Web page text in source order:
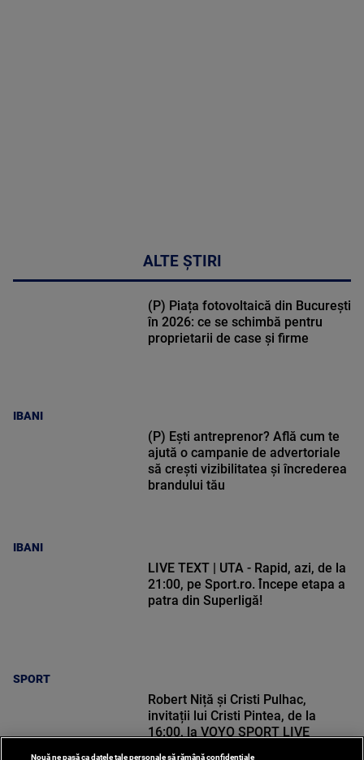
ALTE ȘTIRI
IBANI
(P) Piața fotovoltaică din București
în 2026: ce se schimbă pentru
proprietarii de case și firme
IBANI
(P) Ești antreprenor? Află cum te
ajută o campanie de advertoriale
să crești vizibilitatea și încrederea
brandului tău
SPORT
LIVE TEXT | UTA - Rapid, azi, de la
21:00, pe Sport.ro. Începe etapa a
patra din Superligă!
Robert Niță și Cristi Pulhac,
invitații lui Cristi Pintea, de la
16:00, la VOYO SPORT LIVE
Nouă ne pasă ca datele tale personale să rămână confidențiale